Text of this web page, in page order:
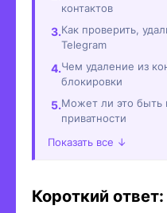
контактов
Как проверить,
Telegram
Чем удаление из
блокировки
Может ли это быть
приватности
Показать все ↓
Короткий